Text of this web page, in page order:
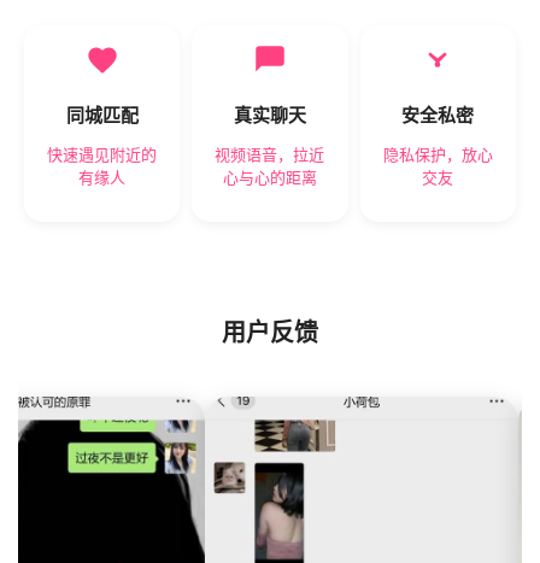
同城匹配
快速遇见附近的
有缘人
真实聊天
视频语音，拉近
心与心的距离
安全私密
隐私保护，放心
交友
用户反馈